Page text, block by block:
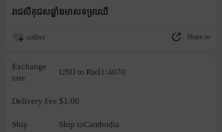
រាជសីគុជសឆ្នាំងមាសទម្រឈើ
collect Share to
Exchange
rate
USD to Riel1:4070
Delivery Fee $1.00
Ship Ship toCambodia